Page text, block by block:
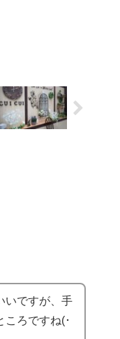
いですが、手
ころですね(･